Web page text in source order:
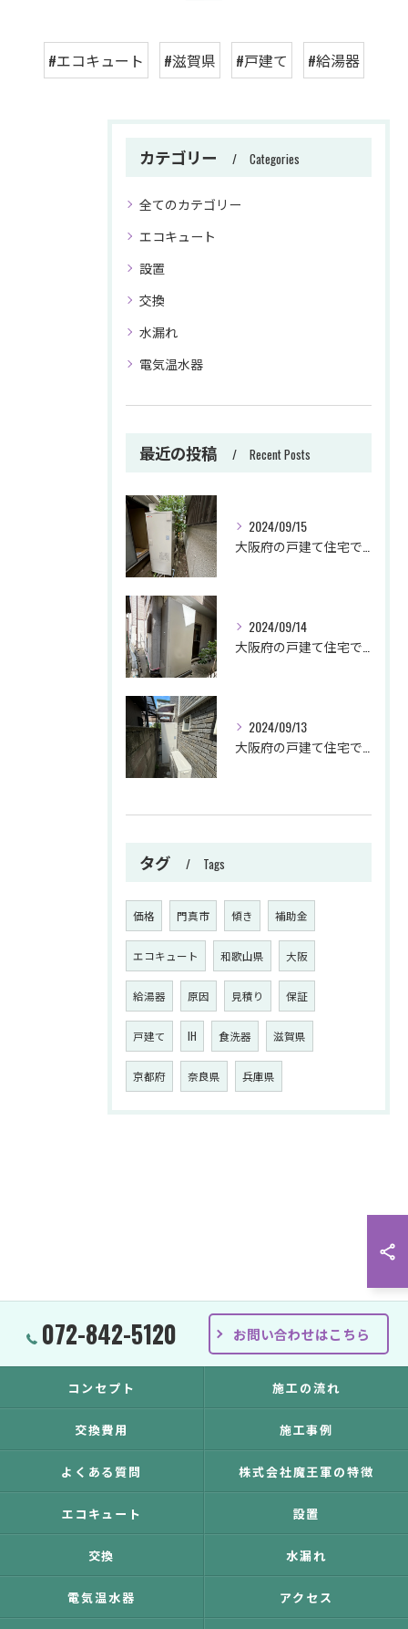
#エコキュート #滋賀県 #戸建て #給湯器
カテゴリー Categories
全てのカテゴリー
エコキュート
設置
交換
水漏れ
電気温水器
最近の投稿 Recent Posts
2024/09/15
2024/09/14
2024/09/13
タグ Tags
価格 門真市 傾き 補助金
エコキュート 和歌山県 大阪
給湯器 原因 見積り 保証
戸建て IH 食洗器 滋賀県
京都府 奈良県 兵庫県
072-842-5120 お問い合わせはこちら
コンセプト 施工の流れ
交換費用 施工事例
よくある質問 株式会社魔王軍の特徴
エコキュート 設置
交換 水漏れ
電気温水器 アクセス